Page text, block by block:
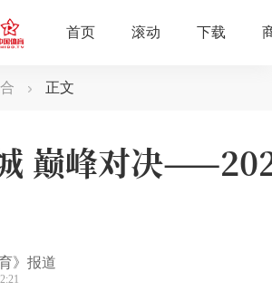
正文
巅峰对决
》报道